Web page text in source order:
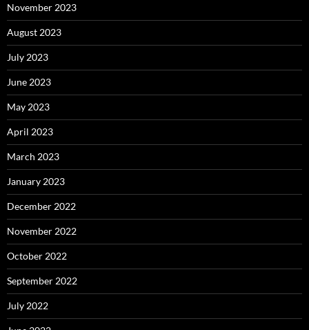
November 2023
August 2023
July 2023
June 2023
May 2023
April 2023
March 2023
January 2023
December 2022
November 2022
October 2022
September 2022
July 2022